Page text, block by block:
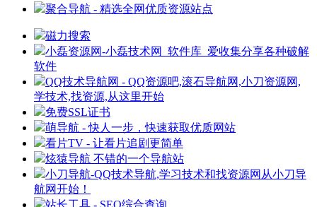
聚合导航 - 精选全网优质资源站点
磁力搜索
小磊资源网-小磊技术网_软件库_爱收集分享各种破解
软件
QQ技术导航网 - QQ资源吧,滚石导航网,小刀资源网,
学技术,找资源,从这里开始
免费SSL证书
萌导航 - 快人一步，快速获取优质网站
看片TV - 让看片追剧更简单
炫猿导航 不错的一个导航站
小刀导航-QQ技术导航,学习技术和找资源网从小刀导
航网开始！
站长工具 - SEO综合查询